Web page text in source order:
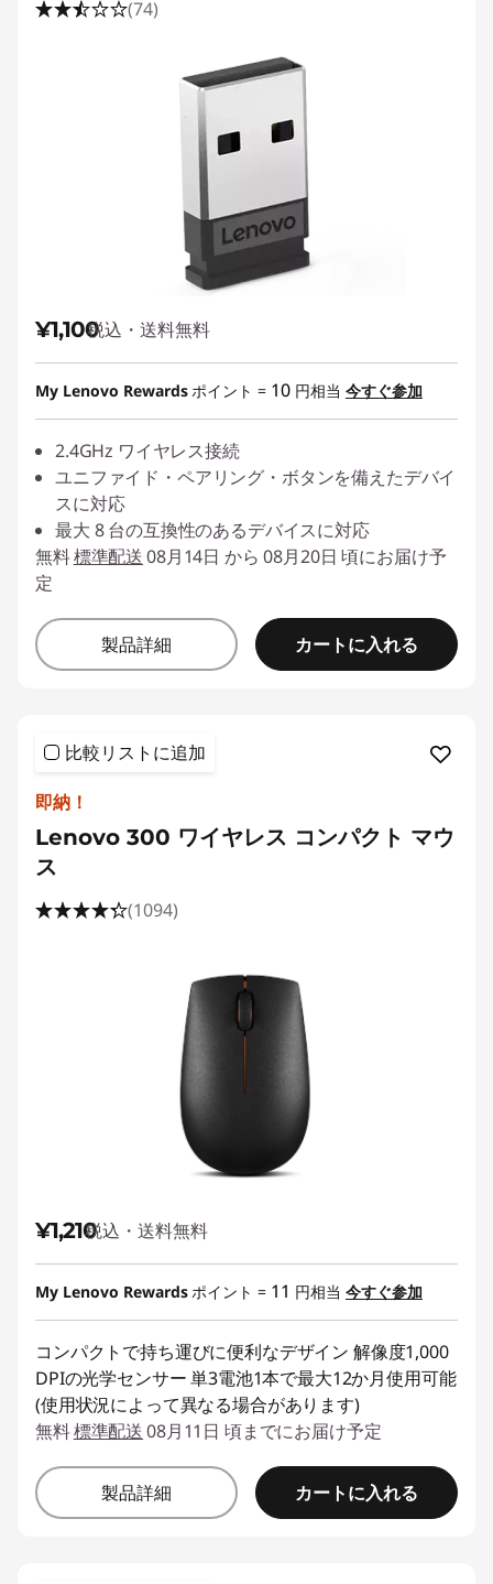
(74)
¥1,100税込・送料無料
My Lenovo Rewardsポイント = 10 円相当 今すぐ参加
2.4GHz ワイヤレス接続
ユニファイド・ペアリング・ボタンを備えたデバイ
スに対応
最大 8 台の互換性のあるデバイスに対応
無料標準配送08月14日 から 08月20日 頃にお届け予
定
製品詳細 カートに入れる
比較リストに追加
即納！
Lenovo 300 ワイヤレス コンパクト マウ
ス
(1094)
¥1,210税込・送料無料
My Lenovo Rewardsポイント = 11 円相当 今すぐ参加
コンパクトで持ち運びに便利なデザイン 解像度1,000
DPIの光学センサー 単3電池1本で最大12か月使用可能
(使用状況によって異なる場合があります)
無料標準配送08月11日 頃までにお届け予定
製品詳細 カートに入れる